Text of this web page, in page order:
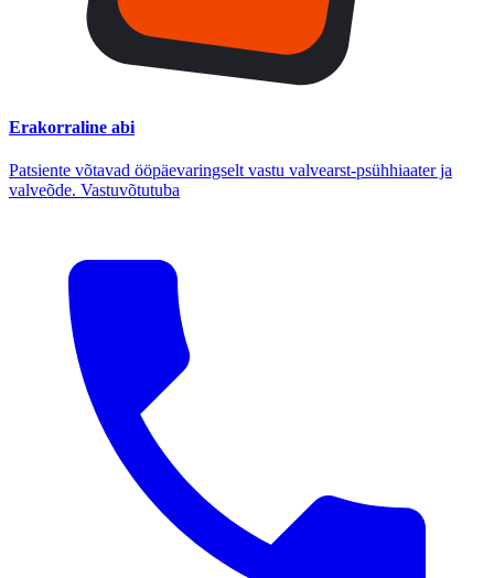
Erakorraline abi
Patsiente võtavad ööpäevaringselt vastu valvearst-psühhiaater ja
valveõde. Vastuvõtutuba